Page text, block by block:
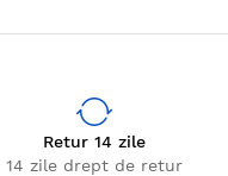
Retur 14 zile
14 zile drept de retur